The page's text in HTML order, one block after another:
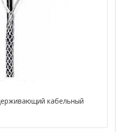
кабельный